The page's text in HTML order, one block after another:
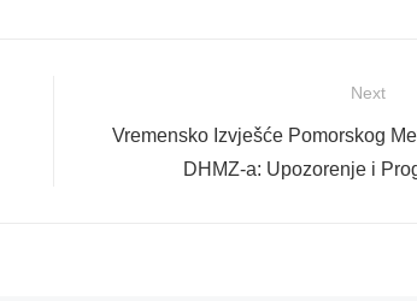
Next
Next
Vremensko Izvješće Pomorskog
DHMZ-a: Upozorenje i